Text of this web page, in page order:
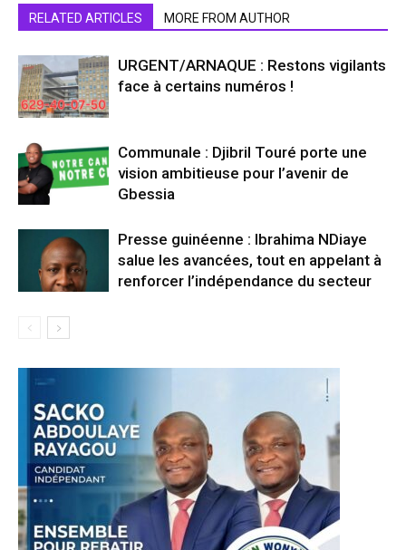
RELATED ARTICLES MORE FROM AUTHOR
URGENT/ARNAQUE : Restons vigilants
face à certains numéros !
Communale : Djibril Touré porte une
vision ambitieuse pour l’avenir de
Gbessia
Presse guinéenne : Ibrahima NDiaye
salue les avancées, tout en appelant à
renforcer l’indépendance du secteur